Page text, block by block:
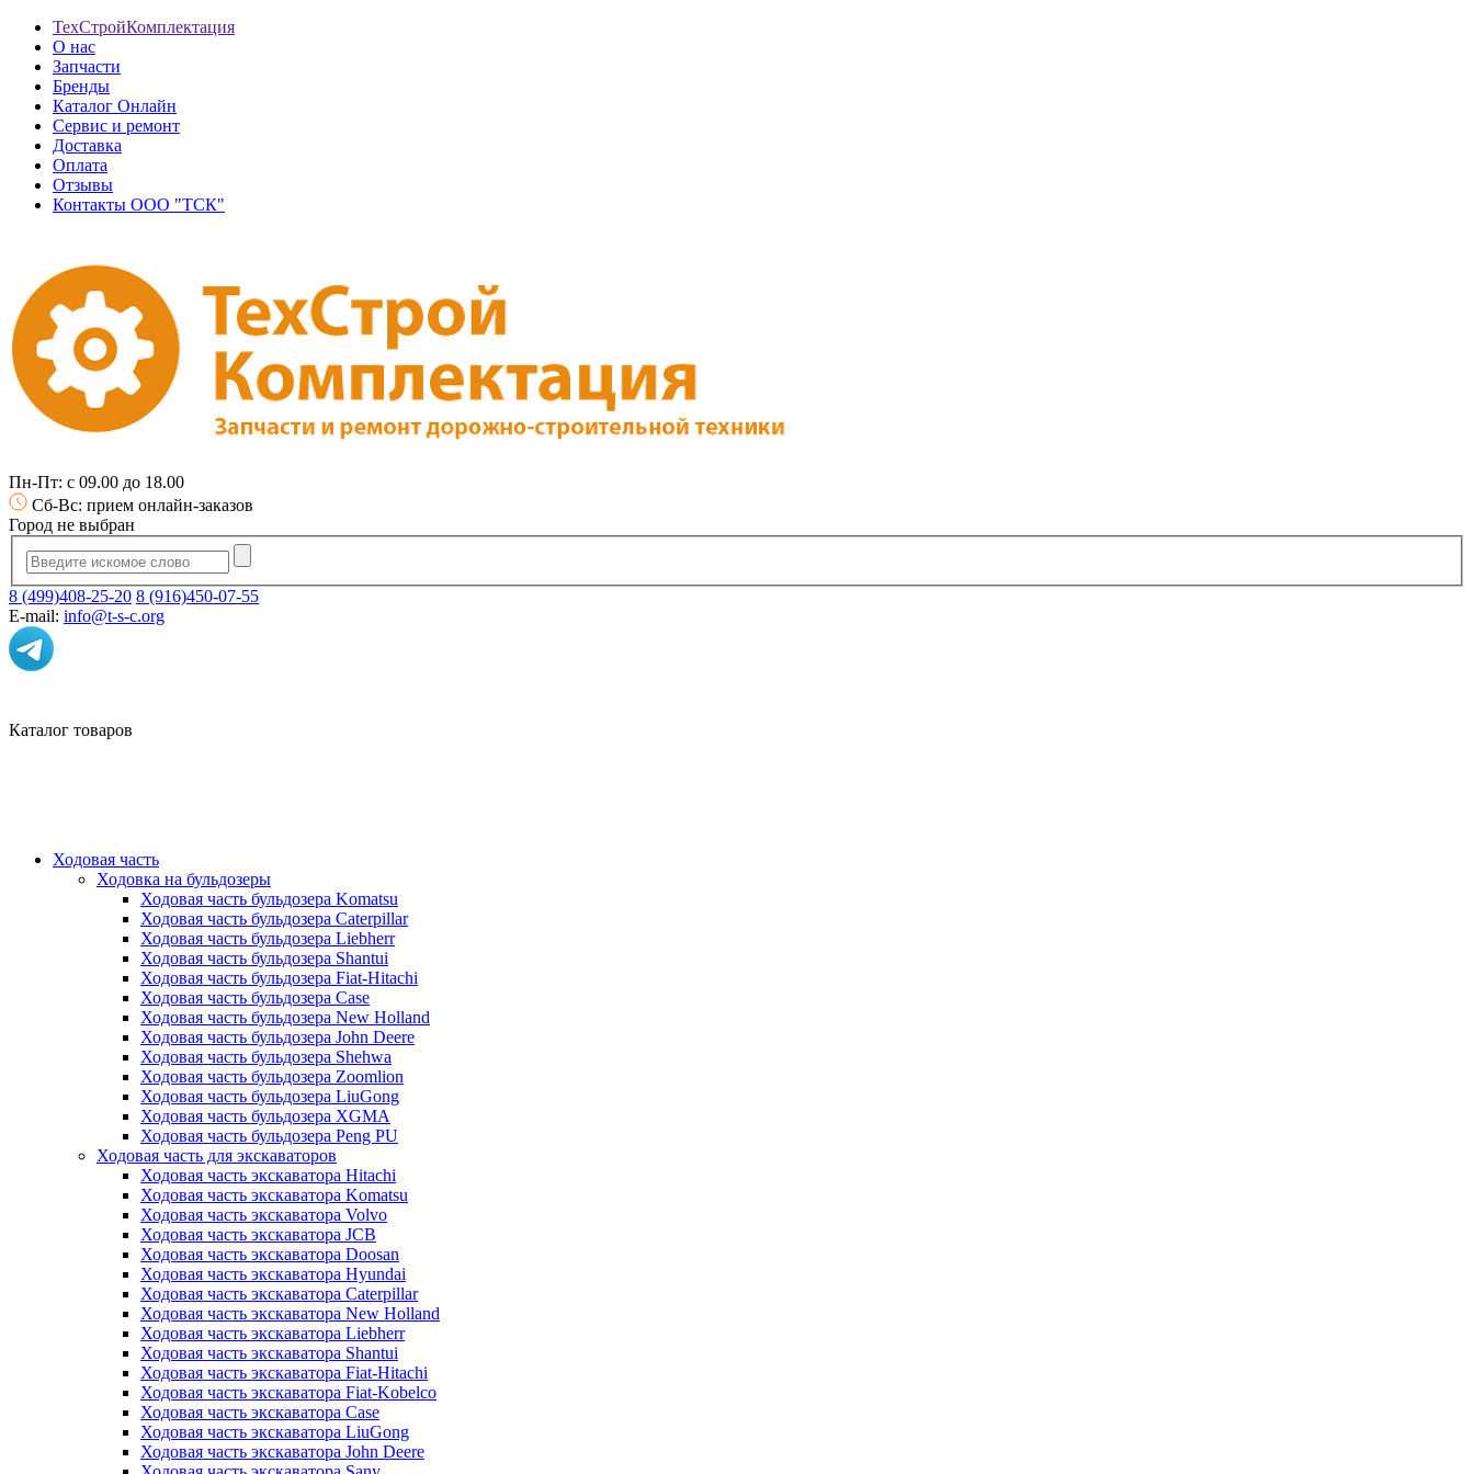
ТехСтройКомплектация
О нас
Запчасти
Бренды
Каталог Онлайн
Сервис и ремонт
Доставка
Оплата
Отзывы
Контакты ООО "ТСК"
Пн-Пт: с 09.00 до 18.00
Сб-Вс: прием онлайн-заказов
Город не выбран
8 (499)408-25-20 8 (916)450-07-55
E-mail: info@t-s-c.org
Каталог товаров
Ходовая часть
Ходовка на бульдозеры
Ходовая часть бульдозера Komatsu
Ходовая часть бульдозера Caterpillar
Ходовая часть бульдозера Liebherr
Ходовая часть бульдозера Shantui
Ходовая часть бульдозера Fiat-Hitachi
Ходовая часть бульдозера Case
Ходовая часть бульдозера New Holland
Ходовая часть бульдозера John Deere
Ходовая часть бульдозера Shehwa
Ходовая часть бульдозера Zoomlion
Ходовая часть бульдозера LiuGong
Ходовая часть бульдозера XGMA
Ходовая часть бульдозера Peng PU
Ходовая часть для экскаваторов
Ходовая часть экскаватора Hitachi
Ходовая часть экскаватора Komatsu
Ходовая часть экскаватора Volvo
Ходовая часть экскаватора JCB
Ходовая часть экскаватора Doosan
Ходовая часть экскаватора Hyundai
Ходовая часть экскаватора Caterpillar
Ходовая часть экскаватора New Holland
Ходовая часть экскаватора Liebherr
Ходовая часть экскаватора Shantui
Ходовая часть экскаватора Fiat-Hitachi
Ходовая часть экскаватора Fiat-Kobelco
Ходовая часть экскаватора Case
Ходовая часть экскаватора LiuGong
Ходовая часть экскаватора John Deere